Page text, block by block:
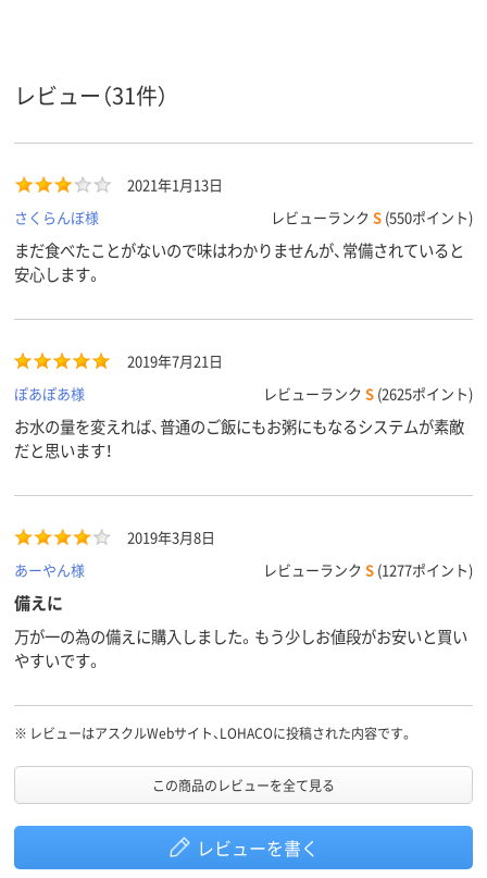
レビュー（31件）
2021年1月13日
さくらんぼ様
レビューランク S (550ポイント)
まだ食べたことがないので味はわかりませんが、常備されていると
安心します。
2019年7月21日
ぽあぽあ様
レビューランク S (2625ポイント)
お水の量を変えれば、普通のご飯にもお粥にもなるシステムが素敵
だと思います！
2019年3月8日
あーやん様
レビューランク S (1277ポイント)
備えに
万が一の為の備えに購入しました。もう少しお値段がお安いと買い
やすいです。
※ レビューはアスクルWebサイト、LOHACOに投稿された内容です。
この商品のレビューを全て見る
レビューを書く